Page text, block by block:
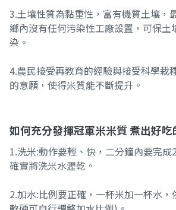
3.土壤性質為黏重性，富有機質土壤，
鄉內沒有任何污染性工廠設置，可保土
染。
4.農民接受再教育的經驗與接受科學栽
的意願，使得米質能不斷提升。
如何充分發揮冠軍米米質 煮出好吃
1.洗米:動作要輕、快，二分鐘內要完
確實將洗米水瀝乾。
2.加水:比例要正確，一杯米加一杯水